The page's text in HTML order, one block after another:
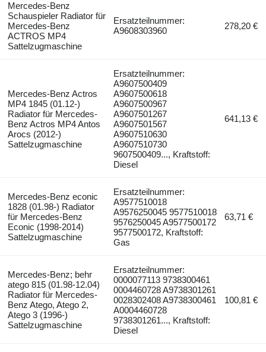
Mercedes-Benz
Schauspieler Radiator für
Mercedes-Benz
ACTROS MP4
Sattelzugmaschine
Ersatzteilnummer:
A9608303960
278,20 €
Mercedes-Benz Actros
MP4 1845 (01.12-)
Radiator für Mercedes-
Benz Actros MP4 Antos
Arocs (2012-)
Sattelzugmaschine
Ersatzteilnummer:
A9607500409
A9607500618
A9607500967
A9607501267
A9607501567
A9607510630
A9607510730
9607500409..., Kraftstoff:
Diesel
641,13 €
Mercedes-Benz econic
1828 (01.98-) Radiator
für Mercedes-Benz
Econic (1998-2014)
Sattelzugmaschine
Ersatzteilnummer:
A9577510018
A9576250045 9577510018
9576250045 A9577500172
9577500172, Kraftstoff:
Gas
63,71 €
Mercedes-Benz; behr
atego 815 (01.98-12.04)
Radiator für Mercedes-
Benz Atego, Atego 2,
Atego 3 (1996-)
Sattelzugmaschine
Ersatzteilnummer:
0000077113 9738300461
0004460728 A9738301261
0028302408 A9738300461
A0004460728
9738301261..., Kraftstoff:
Diesel
100,81 €